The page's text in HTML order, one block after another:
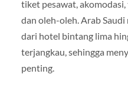
tiket pesawat,
dan oleh-oleh. Arab
dari hotel bintang lima
terjangkau, sehingga
penting.